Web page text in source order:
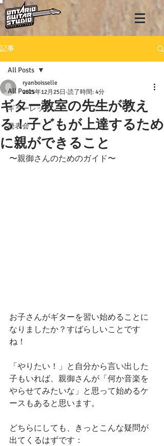
記事
All Posts
ギターレッスン
発表会
All Posts
ギター教室の先生が教え
る！子どもが上達するため
に親ができること
ryanboisselle
2025年12月25日 読了時間: 4分
〜親御さんのためのガイド〜
お子さんがギターを習い始めることに
なりましたか？すばらしいことです
ね！
「やりたい！」と自分から言い出した
子もいれば、親御さんが「何か音楽を
やらせてみたいな」と思って始めるケ
ースもあると思います。
どちらにしても、きっとこんな疑問が
出てくるはずです：